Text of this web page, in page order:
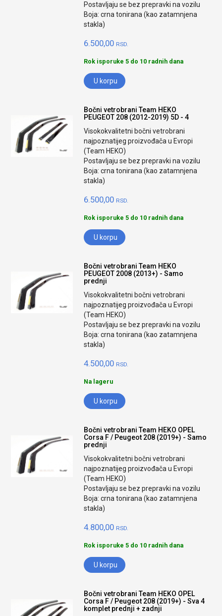
Postavljaju se bez prepravki na vozilu
Boja: crna tonirana (kao zatamnjena
stakla)
6.500,00 RSD.
Rok isporuke 5 do 10 radnih dana
U korpu
Bočni vetrobrani Team HEKO
PEUGEOT 208 (2012-2019) 5D - 4
Visokokvalitetni bočni vetrobrani
najpoznatijeg proizvođača u Evropi
(Team HEKO)
Postavljaju se bez prepravki na vozilu
Boja: crna tonirana (kao zatamnjena
stakla)
6.500,00 RSD.
Rok isporuke 5 do 10 radnih dana
U korpu
Bočni vetrobrani Team HEKO
PEUGEOT 2008 (2013+) - Samo
prednji
Visokokvalitetni bočni vetrobrani
najpoznatijeg proizvođača u Evropi
(Team HEKO)
Postavljaju se bez prepravki na vozilu
Boja: crna tonirana (kao zatamnjena
stakla)
4.500,00 RSD.
Na lageru
U korpu
Bočni vetrobrani Team HEKO OPEL
Corsa F / Peugeot 208 (2019+) - Samo
prednji
Visokokvalitetni bočni vetrobrani
najpoznatijeg proizvođača u Evropi
(Team HEKO)
Postavljaju se bez prepravki na vozilu
Boja: crna tonirana (kao zatamnjena
stakla)
4.800,00 RSD.
Rok isporuke 5 do 10 radnih dana
U korpu
Bočni vetrobrani Team HEKO OPEL
Corsa F / Peugeot 208 (2019+) - Sva 4
komplet prednji + zadnji